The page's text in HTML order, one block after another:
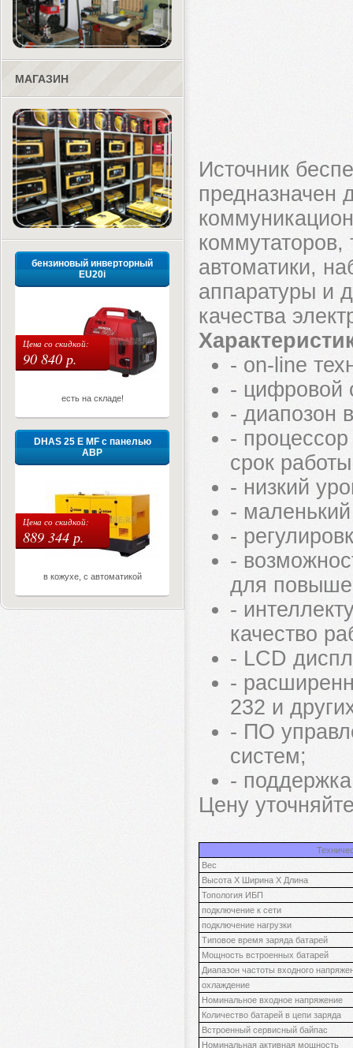
МАГАЗИН
бензиновый инверторный
EU20i
Цена со скидкой:
90 840 р.
есть на складе!
DHAS 25 E MF с панелью
АВР
Цена со скидкой:
889 344 р.
в кожухе, с автоматикой
Источник
предназначен
автоматики,
аппаратуры и
качества
- on-line
- цифровой
- диапозон
-
срок
- низкий
-
-
-
для
-
качество
- LCD
-
232 и
- ПО
систем;
-
Цену
Вес
Высота X Ширина X Длина
Топология ИБП
подключение к сети
подключение нагрузки
Типовое время заряда батарей
Мощность встроенных батарей
Диапазон частоты входного
охлаждение
Номинальное входное напряжение
Количество батарей в цепи заряда
Встроенный сервисный байпас
Номинальная активная мощность